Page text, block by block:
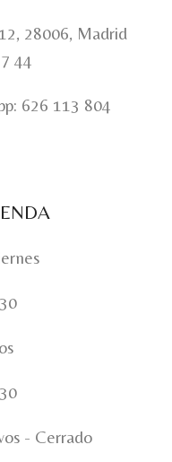
28006, Madrid
44
626 113 804
- Cerrado